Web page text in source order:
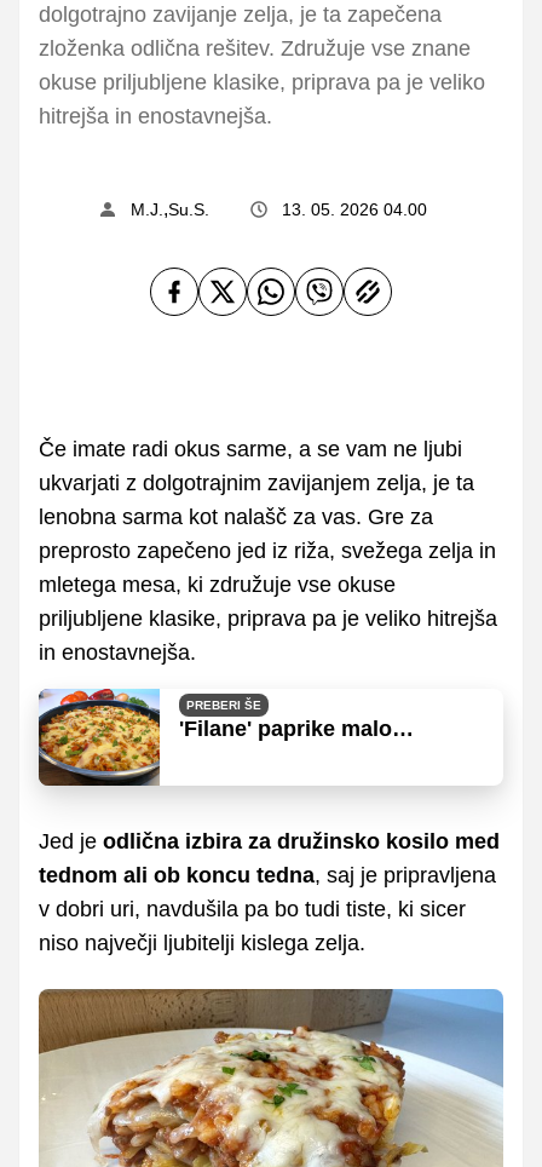
dolgotrajno zavijanje zelja, je ta zapečena
zloženka odlična rešitev. Združuje vse znane
okuse priljubljene klasike, priprava pa je veliko
hitrejša in enostavnejša.
M.J. ,Su.S. 13. 05. 2026 04.00
Če imate radi okus sarme, a se vam ne ljubi
ukvarjati z dolgotrajnim zavijanjem zelja, je ta
lenobna sarma kot nalašč za vas. Gre za
preprosto zapečeno jed iz riža, svežega zelja in
mletega mesa, ki združuje vse okuse
priljubljene klasike, priprava pa je veliko hitrejša
in enostavnejša.
PREBERI ŠE
'Filane' paprike malo
Jed je odlična izbira za družinsko kosilo med
tednom ali ob koncu tedna, saj je pripravljena
v dobri uri, navdušila pa bo tudi tiste, ki sicer
niso največji ljubitelji kislega zelja.